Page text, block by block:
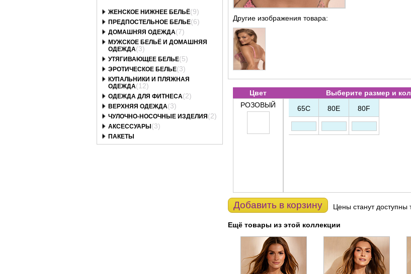
ЖЕНСКОЕ НИЖНЕЕ БЕЛЬЁ(9)
ПРЕДПОСТЕЛЬНОЕ БЕЛЬЕ(6)
ДОМАШНЯЯ ОДЕЖДА(7)
МУЖСКОЕ БЕЛЬЁ И ДОМАШНЯЯ
ОДЕЖДА(3)
УТЯГИВАЮЩЕЕ БЕЛЬЕ(5)
ЭРОТИЧЕСКОЕ БЕЛЬЕ(3)
КУПАЛЬНИКИ И ПЛЯЖНАЯ
ОДЕЖДА(12)
ОДЕЖДА ДЛЯ ФИТНЕСА(2)
ВЕРХНЯЯ ОДЕЖДА(3)
ЧУЛОЧНО-НОСОЧНЫЕ ИЗДЕЛИЯ (2)
АКСЕССУАРЫ (3)
ПАКЕТЫ
Другие изображения товара:
Цвет Выберите размер и
РОЗОВЫЙ
65C 80E 80F
Добавить в корзину Цены станут доступны
Ещё товары из этой коллекции